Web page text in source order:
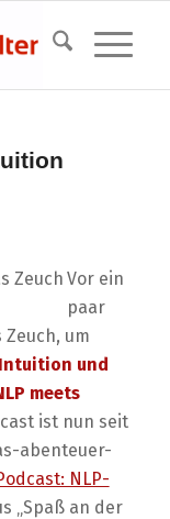
Vor ein
paar
um
Intuition und
meets
ist nun seit
abenteuer-
NLP-
„Spaß an der